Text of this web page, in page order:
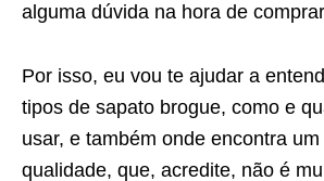
alguma dúvida na hora de
Por isso, eu vou te ajudar a
tipos de sapato brogue, como e
usar, e também onde encontra
qualidade, que, acredite, não é